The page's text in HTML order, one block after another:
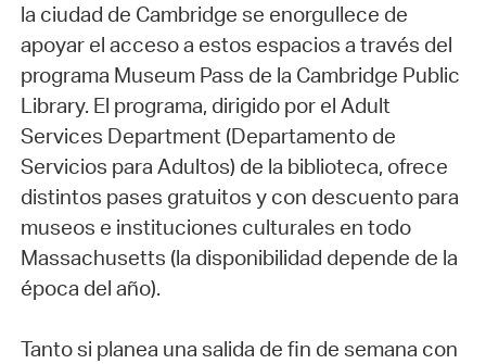
la ciudad de Cambridge se enorgullece de
apoyar el acceso a estos espacios a través del
programa Museum Pass de la Cambridge Public
Library. El programa, dirigido por el Adult
Services Department (Departamento de
Servicios para Adultos) de la biblioteca, ofrece
distintos pases gratuitos y con descuento para
museos e instituciones culturales en todo
Massachusetts (la disponibilidad depende de la
época del año).
Tanto si planea una salida de fin de semana con